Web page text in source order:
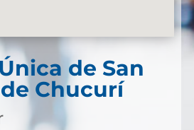
de San
Chucurí